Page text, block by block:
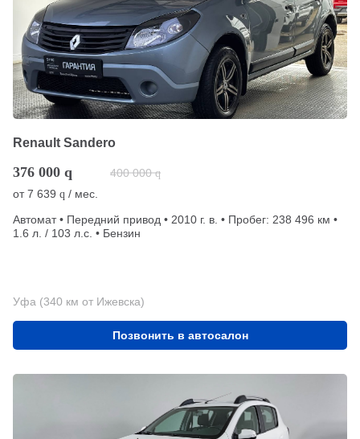
Renault Sandero
376 000 q 400 000 q
от7 639 q / мес.
Автомат • Передний привод • 2010 г. в. • Пробег: 238 496 км •
1.6 л. / 103 л.с. • Бензин
Уфа (340 км от Ижевска)
Позвонить в автосалон